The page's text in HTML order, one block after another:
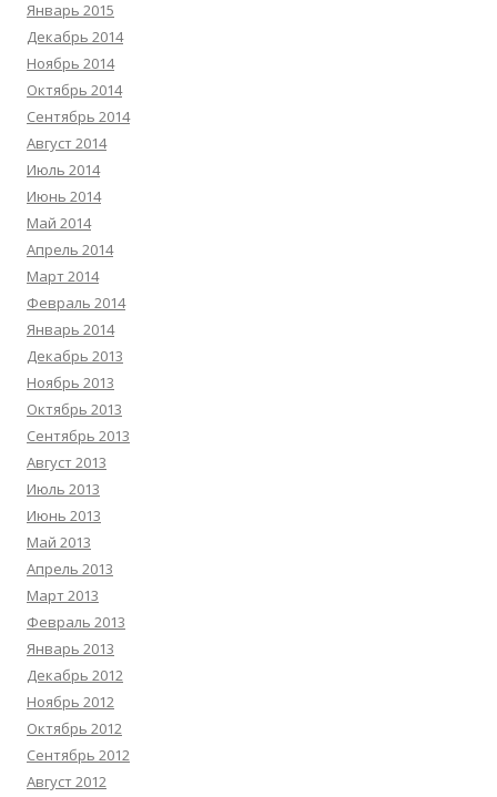
Январь 2015
Декабрь 2014
Ноябрь 2014
Октябрь 2014
Сентябрь 2014
Август 2014
Июль 2014
Июнь 2014
Май 2014
Апрель 2014
Март 2014
Февраль 2014
Январь 2014
Декабрь 2013
Ноябрь 2013
Октябрь 2013
Сентябрь 2013
Август 2013
Июль 2013
Июнь 2013
Май 2013
Апрель 2013
Март 2013
Февраль 2013
Январь 2013
Декабрь 2012
Ноябрь 2012
Октябрь 2012
Сентябрь 2012
Август 2012